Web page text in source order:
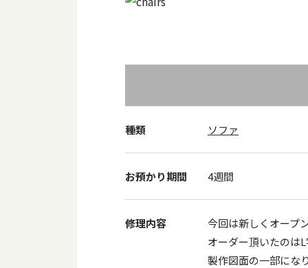
種類 ソファ
お預かり期間 4週間
修理内容
今回は新しくオープ
オーダー頂いたのは
製作図面の一部にな